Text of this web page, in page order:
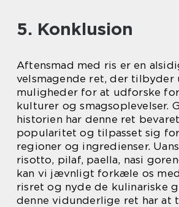
5. Konklusion
Aftensmad med ris er en
velsmagende ret, der tilbyder
muligheder for at udforske
kulturer og smagsoplevelser.
historien har denne ret
popularitet og tilpasset sig
regioner og ingredienser.
risotto, pilaf, paella, nasi
kan vi jævnligt forkæle os
risret og nyde de kulinariske
denne vidunderlige ret har at